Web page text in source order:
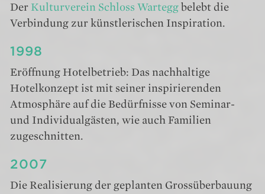
Der Kulturverein Schloss Wartegg belebt die
Verbindung zur künstlerischen Inspiration.
1998
Eröffnung Hotelbetrieb: Das nachhaltige
Hotelkonzept ist mit seiner inspirierenden
Atmosphäre auf die Bedürfnisse von Seminar-
und Individualgästen, wie auch Familien
zugeschnitten.
2007
Die Realisierung der geplanten Grossüberbauung